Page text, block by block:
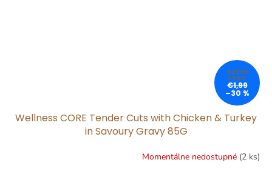
€1,99
–30 %
Wellness CORE Tender Cuts with Chicken & Turkey
in Savoury Gravy 85G
Momentálne nedostupné (2 ks)